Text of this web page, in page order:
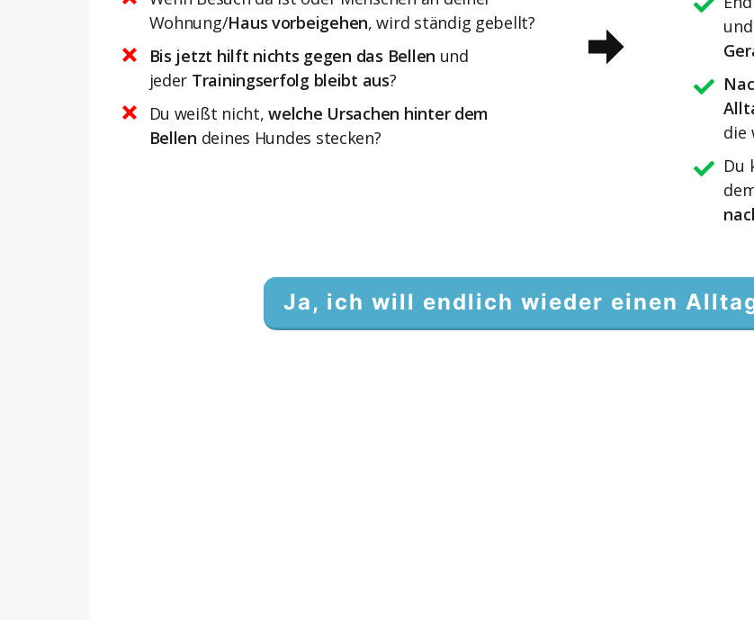
Wohnung/Haus vorbeigehen, wird ständig gebellt?
Bis jetzt hilft nichts gegen das Bellen und
jeder Trainingserfolg bleibt aus?
Du weißt nicht,welche Ursachen hinter dem
Bellen deines Hundes stecken?
die
Du
Ja, ich will endlich wieder einen